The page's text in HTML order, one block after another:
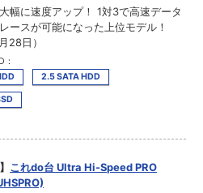
幅に速度アップ！ 1対3で高速データ
ースが可能になった上位モデル！
28日）
2.5 SATA HDD
これdo台 Ultra Hi-Speed PRO